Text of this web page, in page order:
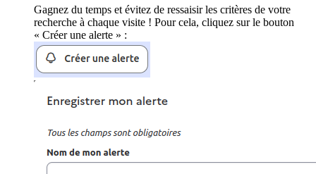
Gagnez du temps et évitez de ressaisir les critères de votre
recherche à chaque visite ! Pour cela, cliquez sur le bouton
« Créer une alerte » :